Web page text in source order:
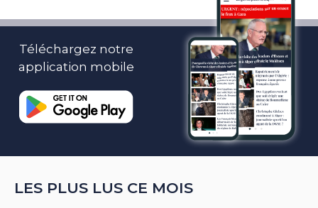
Téléchargez notre
application mobile
LES PLUS LUS CE MOIS